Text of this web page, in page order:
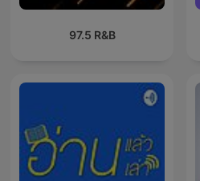
97.5 R&B